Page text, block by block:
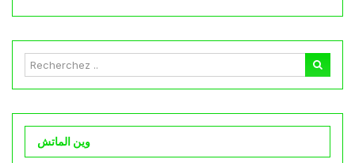
وين الماتش